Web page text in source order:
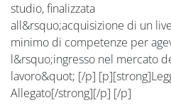
studio, finalizzata
all&rsquo;acquisizione di un
minimo di competenze per
l&rsquo;ingresso nel mercato
lavoro&quot; [/p]
Allegato[/strong][/p] [/p]